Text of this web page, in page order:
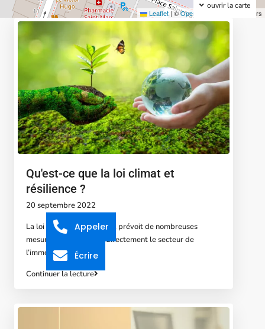
Leaflet |©OpenStreetMap contributors
ouvrir la carte
Qu'est-ce que la loi climat et
résilience ?
20 septembre 2022
La loi Climat et Résilience, prévoit de nombreuses
mesures qui impactent directement le secteur de
l’immobilier et...
Continuer la lecture
Appeler
Écrire